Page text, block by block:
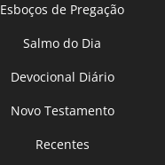
Esboços de Pregação
Salmo do Dia
Devocional Diário
Novo Testamento
Recentes